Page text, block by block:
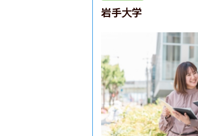
岩手大学